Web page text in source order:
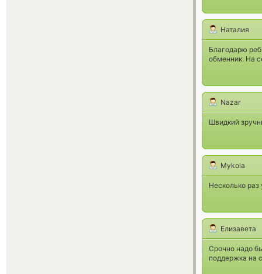
Наталия
Благодарю
обменник. На
Nazar
Швидкий
Mykola
Несколько
Елизавета
Срочно надо
поддержка на